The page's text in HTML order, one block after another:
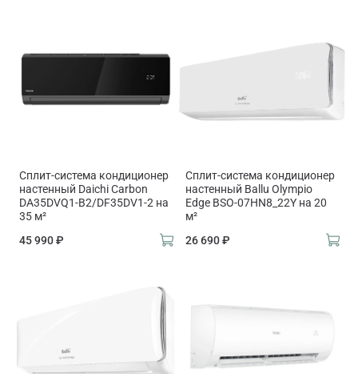
Сплит-система кондиционер
настенный Daichi Carbon
DA35DVQ1-B2/DF35DV1-2 на
35 м²
45 990 ₽
Сплит-система кондиционер
настенный Ballu Olympio
Edge BSO-07HN8_22Y на 20
м²
26 690 ₽